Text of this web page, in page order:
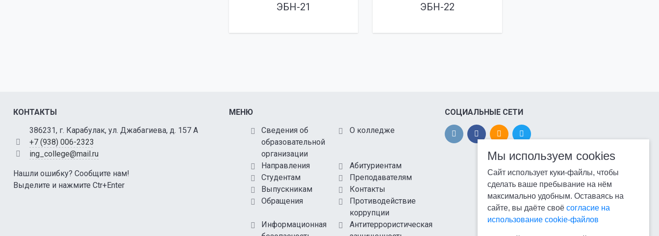
ЭБН-21 ЭБН-22
КОНТАКТЫ
386231, г. Карабулак, ул. Джабагиева, д. 157 А
+7 (938) 006-2323
ing_college@mail.ru
Нашли ошибку? Сообщите нам!
Выделите и нажмите Ctr+Enter
МЕНЮ
Сведения об
образовательной
организации
О колледже
Направления
Абитуриентам
Студентам
Преподавателям
Выпускникам
Контакты
Обращения
Противодействие
коррупции
Информационная
Антитеррористическая
СОЦИАЛЬНЫЕ СЕТИ
Мы используем cookies
Сайт использует куки-файлы, чтобы
сделать ваше пребывание на нём
максимально удобным. Оставаясь на
сайте, вы даёте своё согласие на
использование cookie-файлов